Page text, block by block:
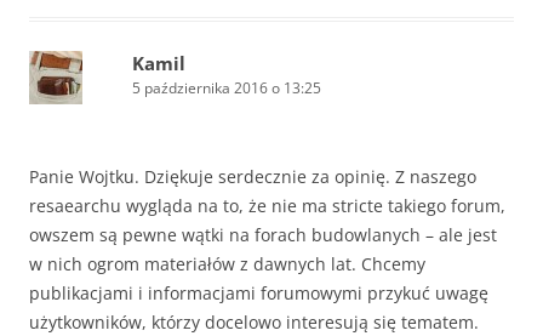
Kamil
5 października 2016 o 13:25
Panie Wojtku. Dziękuje serdecznie za opinię. Z naszego
resaearchu wygląda na to, że nie ma stricte takiego forum,
owszem są pewne wątki na forach budowlanych – ale jest
w nich ogrom materiałów z dawnych lat. Chcemy
publikacjami i informacjami forumowymi przykuć uwagę
użytkowników, którzy docelowo interesują się tematem.